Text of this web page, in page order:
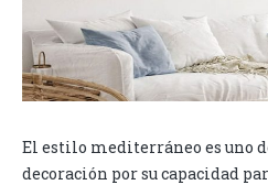
El estilo mediterráneo es uno
decoración por su capacidad